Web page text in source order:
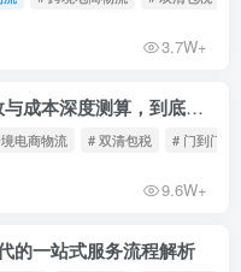
3.7W+
铁路拼箱VS海运整柜：2026年时效与成本深度测算，到底能省多少钱？
电商物流 # 双清包税 # 门到门物
9.6W+
的一站式服务流程解析